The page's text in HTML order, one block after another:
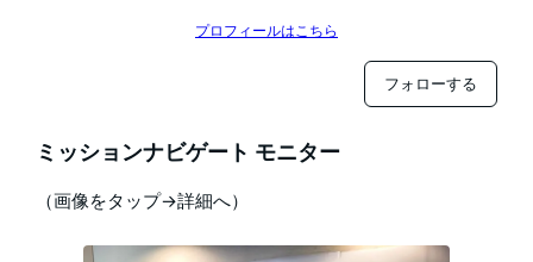
プロフィールはこちら
フォローする
ミッションナビゲート モニター
（画像をタップ→詳細へ）